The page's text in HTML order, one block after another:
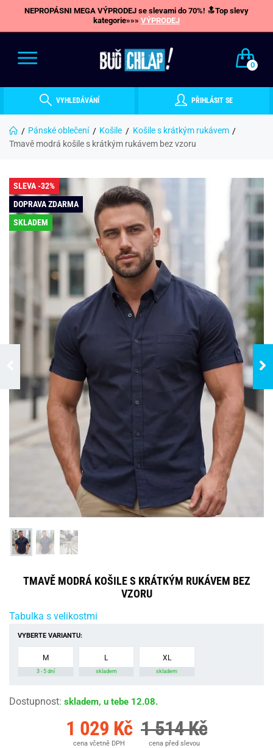
NEPROPÁSNI MEGA VÝPRODEJ se slevami do 70%! 🔝Top slevy
kategorie»»» VÝPRODEJ
0
VYHLEDÁVÁNÍ PŘIHLÁSIT SE
Pánské oblečení Košile
Košile s krátkým rukávem
Tmavě modrá košile s krátkým rukávem bez vzoru
SLEVA -32%
DOPRAVA ZDARMA
SKLADEM
TMAVĚ MODRÁ KOŠILE S KRÁTKÝM RUKÁVEM BEZ
VZORU
Tabulka s velikostmi
VYBERTE VARIANTU:
M
3 - 5 dní
L
skladem
XL
skladem
Dostupnost: skladem, u tebe 12.08.
1 029 Kč
cena včetně DPH
1 514 Kč
cena před slevou